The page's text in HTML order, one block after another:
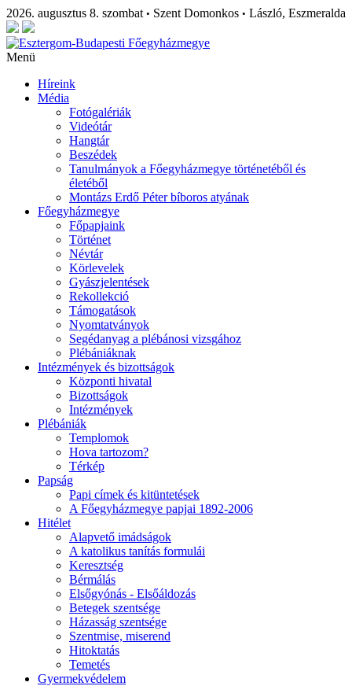
2026. augusztus 8. szombat • Szent Domonkos • László, Eszmeralda
Menü
Híreink
Média
Fotógalériák
Videótár
Hangtár
Beszédek
Tanulmányok a Főegyházmegye történetéből és
életéből
Montázs Erdő Péter bíboros atyának
Főegyházmegye
Főpapjaink
Történet
Névtár
Körlevelek
Gyászjelentések
Rekollekció
Támogatások
Nyomtatványok
Segédanyag a plébánosi vizsgához
Plébániáknak
Intézmények és bizottságok
Központi hivatal
Bizottságok
Intézmények
Plébániák
Templomok
Hova tartozom?
Térkép
Papság
Papi címek és kitüntetések
A Főegyházmegye papjai 1892-2006
Hitélet
Alapvető imádságok
A katolikus tanítás formulái
Keresztség
Bérmálás
Elsőgyónás - Elsőáldozás
Betegek szentsége
Házasság szentsége
Szentmise, miserend
Hitoktatás
Temetés
Gyermekvédelem